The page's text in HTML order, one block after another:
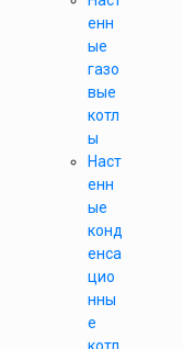
енн
ые
газо
вые
котл
ы
Наст
енн
ые
конд
енса
цио
нны
е